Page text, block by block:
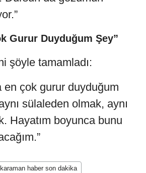
Gurur Duyduğum Şey”
şöyle tamamladı:
en çok gurur duyduğum
sülaleden olmak, aynı
Hayatım boyunca bunu
haber son dakika